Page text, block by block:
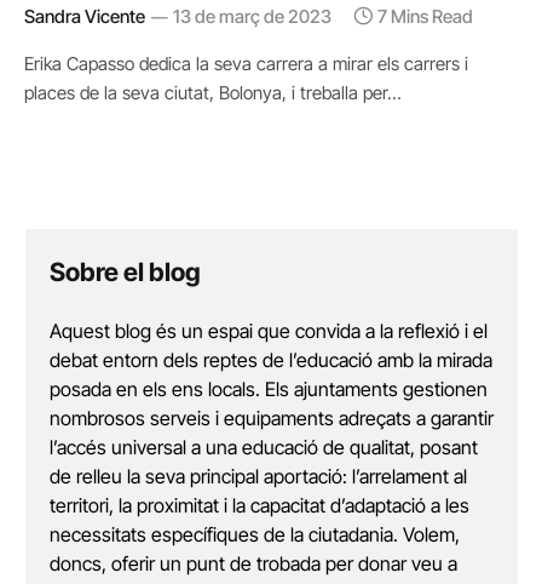
Sandra Vicente 13 de març de 2023 7 Mins Read
Erika Capasso dedica la seva carrera a mirar els carrers i
places de la seva ciutat, Bolonya, i treballa per…
Sobre el blog
Aquest blog és un espai que convida a la reflexió i el
debat entorn dels reptes de l’educació amb la mirada
posada en els ens locals. Els ajuntaments gestionen
nombrosos serveis i equipaments adreçats a garantir
l’accés universal a una educació de qualitat, posant
de relleu la seva principal aportació: l’arrelament al
territori, la proximitat i la capacitat d’adaptació a les
necessitats específiques de la ciutadania. Volem,
doncs, oferir un punt de trobada per donar veu a